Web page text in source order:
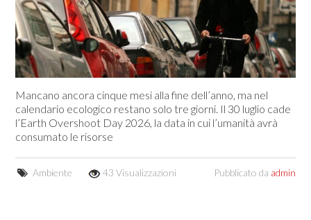
Mancano ancora cinque mesi alla fine dell’anno, ma nel
calendario ecologico restano solo tre giorni. Il 30 luglio cade
l’Earth Overshoot Day 2026, la data in cui l’umanità avrà
consumato le risorse
Ambiente 43 Visualizzazioni Pubblicato da admin